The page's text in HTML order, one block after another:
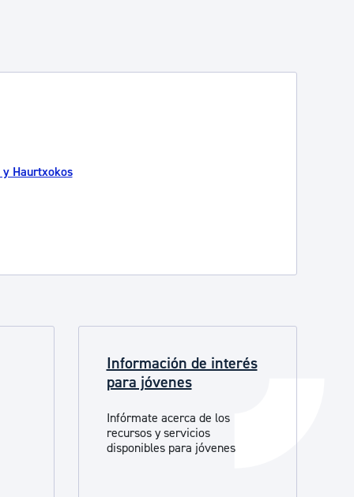
Haurtxokos
Información de interés
para jóvenes
Infórmate acerca de los
recursos y servicios
disponibles para jóvenes